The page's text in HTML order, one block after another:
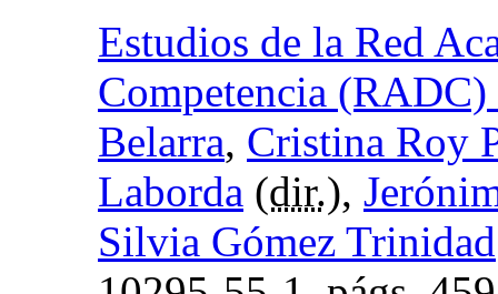
Estudios de la Red
Competencia (RADC)
Belarra, Cristina Roy
Laborda (dir.),
Silvia Gómez Trinidad